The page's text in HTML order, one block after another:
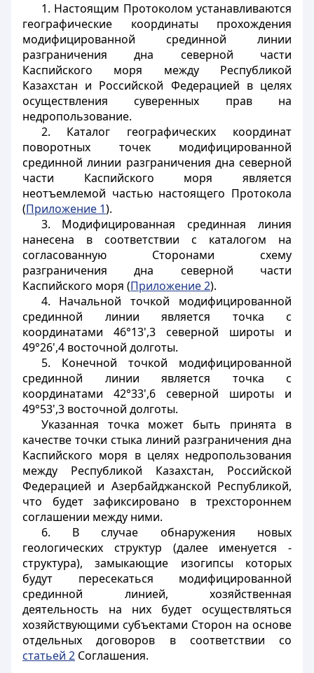
1. Настоящим Протоколом устанавливаются
географические координаты прохождения
модифицированной срединной линии
разграничения дна северной части
Каспийского моря между Республикой
Казахстан и Российской Федерацией в целях
осуществления суверенных прав на
недропользование.
2. Каталог географических координат
поворотных точек модифицированной
срединной линии разграничения дна северной
части Каспийского моря является
неотъемлемой частью настоящего Протокола
(Приложение 1).
3. Модифицированная срединная линия
нанесена в соответствии с каталогом на
согласованную Сторонами схему
разграничения дна северной части
Каспийского моря (Приложение 2).
4. Начальной точкой модифицированной
срединной линии является точка с
координатами 46°13',3 северной широты и
49°26',4 восточной долготы.
5. Конечной точкой модифицированной
срединной линии является точка с
координатами 42°33',6 северной широты и
49°53',3 восточной долготы.
Указанная точка может быть принята в
качестве точки стыка линий разграничения дна
Каспийского моря в целях недропользования
между Республикой Казахстан, Российской
Федерацией и Азербайджанской Республикой,
что будет зафиксировано в трехстороннем
соглашении между ними.
6. В случае обнаружения новых
геологических структур (далее именуется -
структура), замыкающие изогипсы которых
будут пересекаться модифицированной
срединной линией, хозяйственная
деятельность на них будет осуществляться
хозяйствующими субъектами Сторон на основе
отдельных договоров в соответствии со
статьей 2 Соглашения.